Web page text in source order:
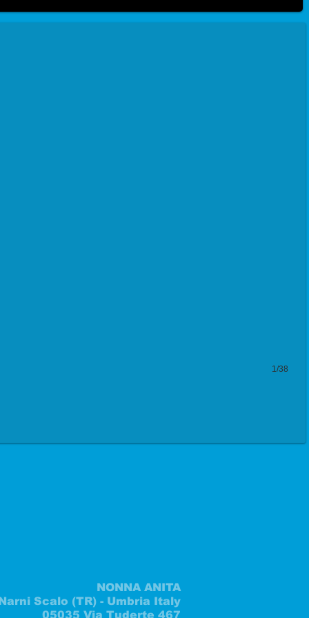
1/38
NONNA ANITA
Scalo (TR) - Umbria Italy
05035 Via Tuderte 467